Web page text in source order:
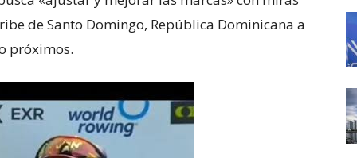
de Santo Domingo, República Dominicana a
próximos.